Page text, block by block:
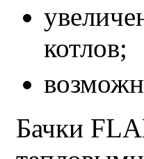
котлов;
Бачки